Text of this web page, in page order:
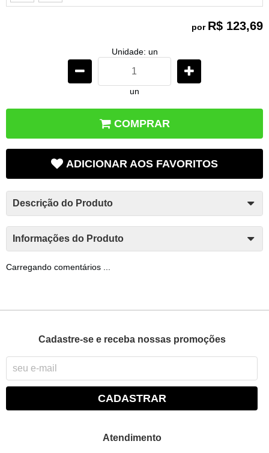
por R$ 123,69
Unidade: un
un
COMPRAR
ADICIONAR AOS FAVORITOS
Descrição do Produto
Informações do Produto
Carregando comentários ...
Cadastre-se e receba nossas promoções
CADASTRAR
Atendimento